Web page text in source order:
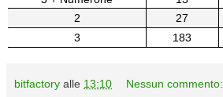
2
27
3
183
bitfactory alle 13:10 Nessun commento: